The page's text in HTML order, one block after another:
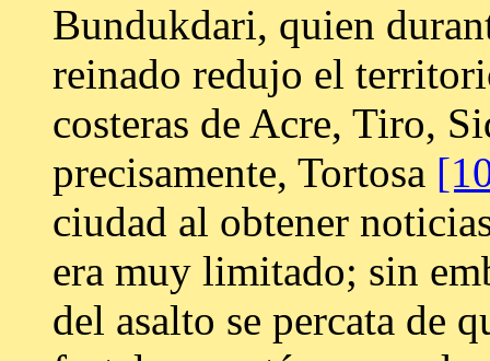
Bundukdari, quien
reinado redujo el
costeras de Acre, Tiro,
precisamente, Tortosa
ciudad al obtener
era muy limitado; sin
del asalto se percata de